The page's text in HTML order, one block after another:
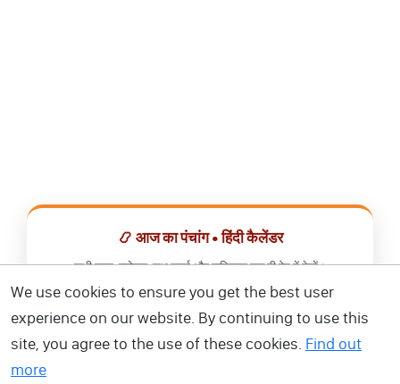
📿 आज का पंचांग • हिंदी कैलेंडर
सभी व्रत, त्योहार, शुभ मुहूर्त और राशिफल एक ही ऐप में देखें।
📅 हिंदी कैलेंडर ऐप डाउनलोड करें
We use cookies to ensure you get the best user
experience on our website. By continuing to use this
site, you agree to the use of these cookies. Find out
more